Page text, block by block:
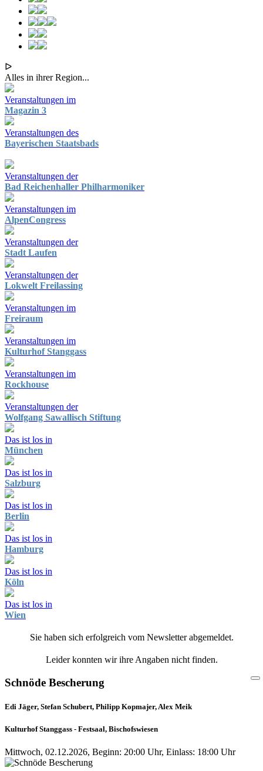
ᐅ
Alles in ihrer Region...
Veranstaltungen im
Magazin 3
Veranstaltungen des
Bayerischen Staatsbads
Veranstaltungen der
Bad Reichenhaller Philharmoniker
Veranstaltungen im
AlpenCongress
Veranstaltungen der
Stadt Laufen
Veranstaltungen der
Lokwelt Freilassing
Veranstaltungen im
Freiraum
Veranstaltungen im
Kulturhof Stanggass
Veranstaltungen im
Rockhouse
Veranstaltungen der
Wolfgang Sawallisch Stiftung
Das ist los in
München
Das ist los in
Salzburg
Das ist los in
Berlin
Das ist los in
Hamburg
Das ist los in
Köln
Das ist los in
Wien
Sie haben sich erfolgreich vom Newsletter abgemeldet.
Leider konnten wir ihre Angaben nicht finden.
Schnöde Bescherung
Edi Jäger, Stefan Schubert, Philipp Kopmajer, Alex Meik
Kulturhof Stanggass - Festsaal, Bischofswiesen
Mittwoch, 02.12.2026, Beginn: 20:00 Uhr, Einlass: 18:00 Uhr